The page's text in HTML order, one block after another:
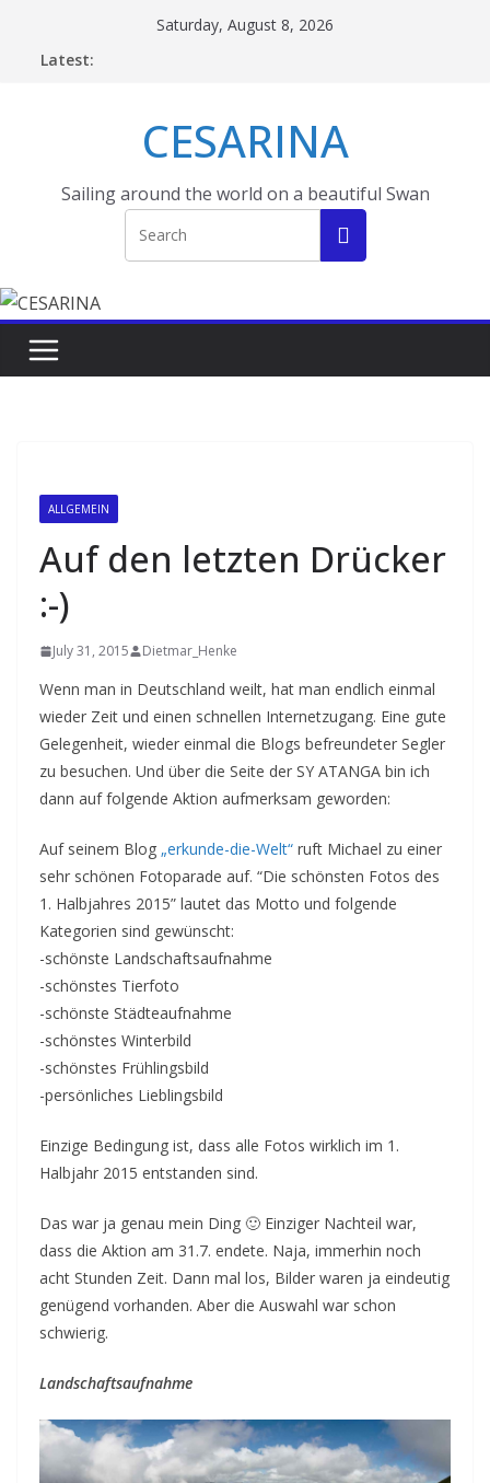
Saturday, August 8, 2026
Latest:
CESARINA
Sailing around the world on a beautiful Swan
ALLGEMEIN
Auf den letzten Drücker
:-)
July 31, 2015 Dietmar_Henke
Wenn man in Deutschland weilt, hat man endlich einmal
wieder Zeit und einen schnellen Internetzugang. Eine gute
Gelegenheit, wieder einmal die Blogs befreundeter Segler
zu besuchen. Und über die Seite der SY ATANGA bin ich
dann auf folgende Aktion aufmerksam geworden:
Auf seinem Blog „erkunde-die-Welt“ ruft Michael zu einer
sehr schönen Fotoparade auf. “Die schönsten Fotos des
1. Halbjahres 2015” lautet das Motto und folgende
Kategorien sind gewünscht:
-schönste Landschaftsaufnahme
-schönstes Tierfoto
-schönste Städteaufnahme
-schönstes Winterbild
-schönstes Frühlingsbild
-persönliches Lieblingsbild
Einzige Bedingung ist, dass alle Fotos wirklich im 1.
Halbjahr 2015 entstanden sind.
Das war ja genau mein Ding 🙂 Einziger Nachteil war,
dass die Aktion am 31.7. endete. Naja, immerhin noch
acht Stunden Zeit. Dann mal los, Bilder waren ja eindeutig
genügend vorhanden. Aber die Auswahl war schon
schwierig.
Landschaftsaufnahme